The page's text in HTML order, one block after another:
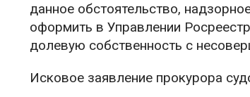
данное обстоятельство,
оформить в Управлении
долевую собственность с
Исковое заявление прокурора